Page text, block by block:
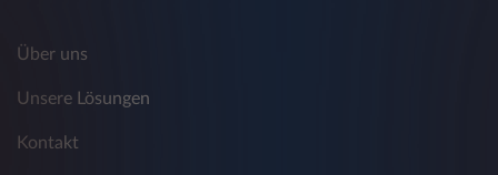
von Ihnen gespeichert werden, können
Über uns
Unsere Lösungen
Kontakt